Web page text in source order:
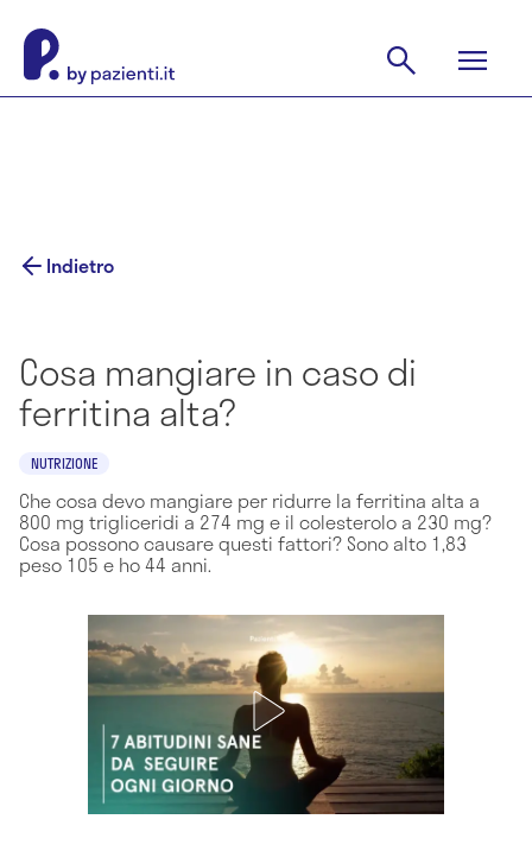
Indietro
Cosa mangiare in caso di
ferritina alta?
NUTRIZIONE
Che cosa devo mangiare per ridurre la ferritina alta a
800 mg trigliceridi a 274 mg e il colesterolo a 230 mg?
Cosa possono causare questi fattori? Sono alto 1,83
peso 105 e ho 44 anni.